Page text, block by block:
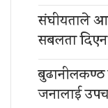
संघीयताले
सबलता दिएन
जनालाई